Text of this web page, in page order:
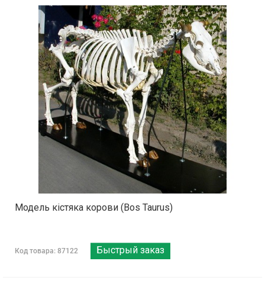
Модель кістяка корови (Bos Taurus)
Код товара: 87122 Быстрый заказ